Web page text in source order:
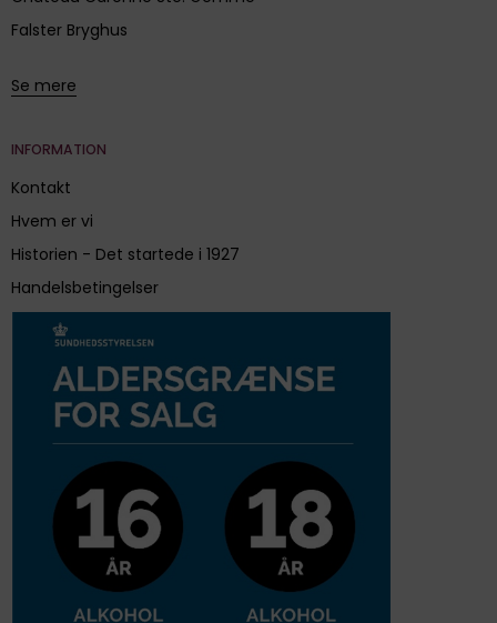
Falster Bryghus
Se mere
INFORMATION
Kontakt
Hvem er vi
Historien - Det startede i 1927
Handelsbetingelser